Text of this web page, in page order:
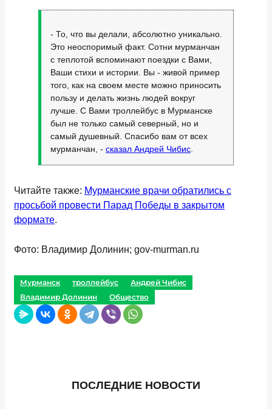
- То, что вы делали, абсолютно уникально.
Это неоспоримый факт. Сотни мурманчан
с теплотой вспоминают поездки с Вами,
Ваши стихи и истории. Вы - живой пример
того, как на своем месте можно приносить
пользу и делать жизнь людей вокруг
лучше. С Вами троллейбус в Мурманске
был не только самый северный, но и
самый душевный. Спасибо вам от всех
мурманчан, - сказал Андрей Чибис
Читайте также: Мурманские врачи обратились с
просьбой провести Парад Победы в закрытом
формате.
Фото: Владимир Долинин; gov-murman.ru
Мурманск троллейбус
Андрей Чибис
Владимир Долинин
Общество
ПОСЛЕДНИЕ НОВОСТИ